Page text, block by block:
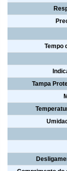
Tempo
Tampa